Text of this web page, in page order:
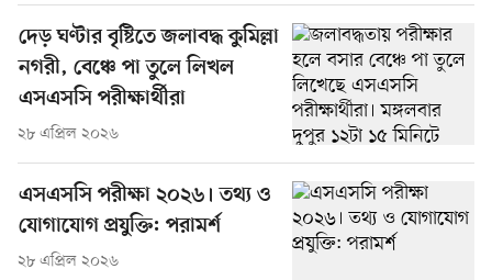
দেড় ঘণ্টার বৃষ্টিতে জলাবদ্ধ কুমিল্লা
নগরী, বেঞ্চে পা তুলে লিখল
এসএসসি পরীক্ষার্থীরা
২৮ এপ্রিল ২০২৬
এসএসসি পরীক্ষা ২০২৬। তথ্য ও
যোগাযোগ প্রযুক্তি: পরামর্শ
২৮ এপ্রিল ২০২৬